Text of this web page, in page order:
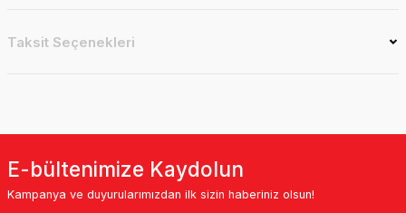
Taksit Seçenekleri
E-bültenimize Kaydolun
Kampanya ve duyurularımızdan ilk sizin haberiniz olsun!